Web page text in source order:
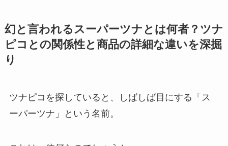
幻と言われるスーパーツナとは何者？ツナ
ピコとの関係性と商品の詳細な違いを深掘
り
ツナピコを探していると、しばしば目にする「ス
ーパーツナ」という名前。